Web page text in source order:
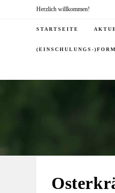
Herzlich willkommen!
STARTSEITE
(EINSCHULUNGS-